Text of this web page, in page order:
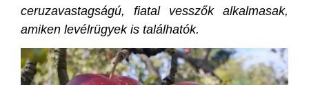
ceruzavastagságú, fiatal vesszők alkalmasak,
amiken levélrügyek is találhatók.